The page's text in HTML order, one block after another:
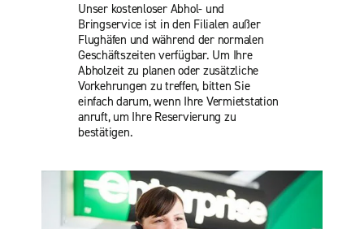
Unser kostenloser Abhol- und
Bringservice ist in den Filialen außer
Flughäfen und während der normalen
Geschäftszeiten verfügbar. Um Ihre
Abholzeit zu planen oder zusätzliche
Vorkehrungen zu treffen, bitten Sie
einfach darum, wenn Ihre Vermietstation
anruft, um Ihre Reservierung zu
bestätigen.